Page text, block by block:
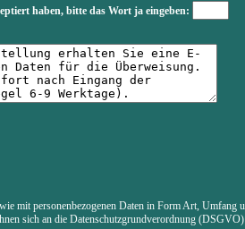
haben, bitte das Wortja eingeben:
mit personenbezogenen Daten in Form Art, Umfang
sich an die Datenschutzgrundverordnung (DSGVO)